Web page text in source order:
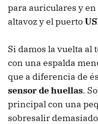
para auriculares y
altavoz y el puerto
Si damos la vuelta al
con una espalda
que a diferencia de
sensor de huellas.
principal con una
sobresalir